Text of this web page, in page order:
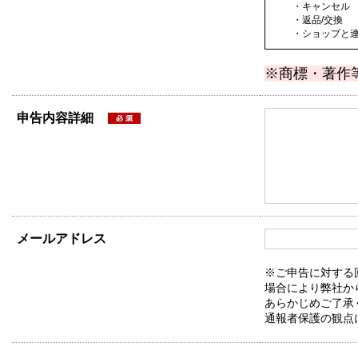
・キャンセル
・返品/交換
・ショップと連
※商標・著作
申告内容詳細
メールアドレス
※ご申告に対する
場合により弊社か
あらかじめご了承
通報者保護の観点